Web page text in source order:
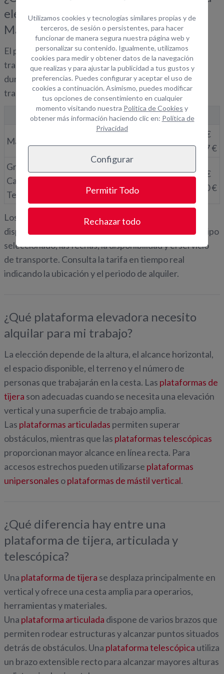
elevadora en Gran Canaria, Tenerife o
Madrid?
El precio depende del tipo de plataforma, la altura de
trabajo, la capacidad de carga, la motorización, la
duración del alquiler y el transporte hasta el lugar de
trabajo.
Zona Día Semana Mes
Madrid
desde 19€
hasta 102 €
desde 85€
hasta 440 €
desde 292€
hasta 1.507 €
Gran
Canaria y
Tenerife
desde 60€
hasta 500 €
desde 210€
hasta 1.750 €
desde 630€
hasta 5.250 €
Los precios son intervalos orientativos para la gama
disponible. El importe final puede variar según el equipo
seleccionado, las fechas, la disponibilidad y el servicio
de transporte. Consulta la tarifa en tiempo real
indicando la ubicación y el periodo de alquiler.
¿Qué plataforma elevadora necesito
alquilar para mi trabajo?
La elección depende de la altura, el alcance horizontal,
el espacio disponible, el terreno y el número de
personas que trabajarán en la cesta. Las plataformas de
tijera son adecuadas cuando se necesita una elevación
vertical y una superficie de trabajo amplia.
Las plataformas articuladas permiten superar
obstáculos, mientras que las plataformas telescópicas
proporcionan mayor alcance en línea recta. Para
accesos estrechos pueden utilizarse plataformas
unipersonales oplataformas de mástil vertical.
¿Qué diferencia hay entre una
plataforma de tijera, articulada y
telescópica?
Una plataforma de tijera se desplaza principalmente en
vertical y ofrece una cesta amplia para operarios,
herramientas y materiales.
Una plataforma articulada dispone de varios brazos que
permiten rodear estructuras y alcanzar puntos situados
detrás de obstáculos. Una plataforma telescópica utiliza
un brazo extensible recto para alcanzar mayores alturas
Utilizamos cookies y tecnologías similares propias y de
terceros, de sesión o persistentes, para hacer
funcionar de manera segura nuestra página web y
personalizar su contenido. Igualmente, utilizamos
cookies para medir y obtener datos de la navegación
que realizas y para ajustar la publicidad a tus gustos y
preferencias. Puedes configurar y aceptar el uso de
cookies a continuación. Asimismo, puedes modificar
tus opciones de consentimiento en cualquier
momento visitando nuestra Política de Cookies y
obtener más información haciendo clic en: Política de
Privacidad
Configurar
Permitir Todo
Rechazar todo